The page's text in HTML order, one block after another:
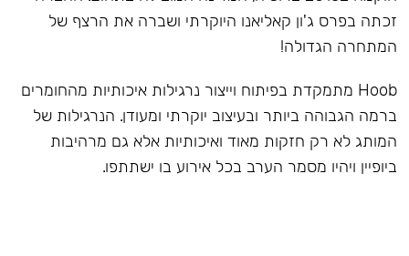
זכתה בפרס ג'ון קאליאנו היוקרתי ושברה את הרצף של
המתחרה הגדולה!
Hoob מתמקדת בפיתוח וייצור נרגילות איכותיות מהחומרים
ברמה הגבוהה ביותר ובעיצוב יוקרתי ומעודן. הנרגילות של
המותג לא רק חזקות מאוד ואיכותיות אלא גם מרהיבות
ביופיין ויהיו מסמר הערב בכל אירוע בו ישתתפו.